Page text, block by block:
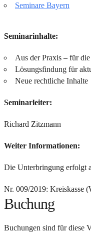
Seminare Bayern
Seminarinhalte:
Aus der Praxis – für
Lösungsfindung für
Neue rechtliche Inhalte
Seminarleiter:
Richard Zitzmann
Weiter Informationen:
Die Unterbringung erfolgt
Nr. 009/2019: Kreiskasse
Buchung
Buchungen sind für diese